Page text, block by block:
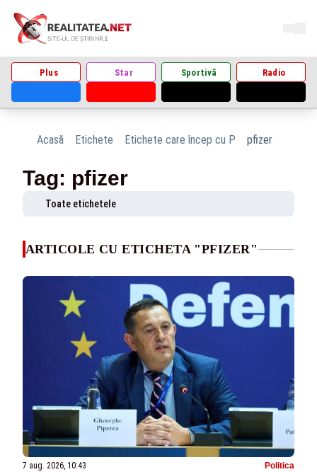
Plus Star Sportivă Radio
Acasă Etichete Etichete care încep cu P pfizer
Tag: pfizer
Toate etichetele
ARTICOLE CU ETICHETA "PFIZER"
7 aug. 2026, 10:43 Politica